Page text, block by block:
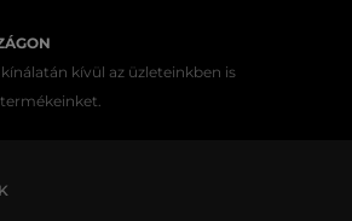
kívül az üzleteinkben is